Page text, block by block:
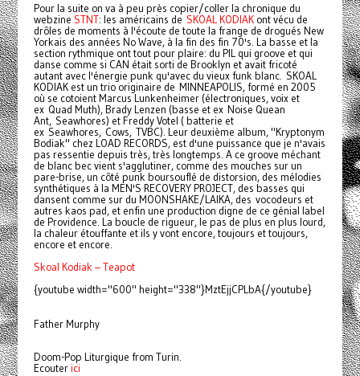
Pour la suite on va à peu près copier/coller la chronique du
webzine STNT: les américains de SKOAL KODIAKont vécu de
drôles de moments à l'écoute de toute la frange de drogués New
Yorkais des années No Wave, à la fin des fin 70's. La basse et la
section rythmique ont tout pour plaire: du PIL qui groove et qui
danse comme si CAN était sorti de Brooklyn et avait fricoté
autant avec l'énergie punk qu'avec du vieux funk blanc. SKOAL
KODIAK est un trio originaire de MINNEAPOLIS, formé en 2005
où se cotoient Marcus Lunkenheimer (électroniques, voix et
ex Quad Muth), Brady Lenzen (basse et ex Noise Quean
Ant, Seawhores) et Freddy Votel ( batterie et
ex Seawhores, Cows, TVBC). Leur deuxième album, "Kryptonym
Bodiak" chez LOAD RECORDS, est d'une puissance que je n'avais
pas ressentie depuis très, très longtemps. A ce groove méchant
de blanc bec vient s'agglutiner, comme des mouches sur un
pare-brise, un côté punk boursouflé de distorsion, des mélodies
synthétiques à la MEN'S RECOVERY PROJECT, des basses qui
dansent comme sur du MOONSHAKE/LAIKA, des vocodeurs et
autres kaos pad, et enfin une production digne de ce génial label
de Providence. La boucle de rigueur, le pas de plus en plus lourd,
la chaleur étouffante et ils y vont encore, toujours et toujours,
encore et encore.
Skoal Kodiak – Teapot
{youtube width="600" height="338"}MztEjjCPLbA{/youtube}
Father Murphy
Doom-Pop Liturgique from Turin.
Ecouterici